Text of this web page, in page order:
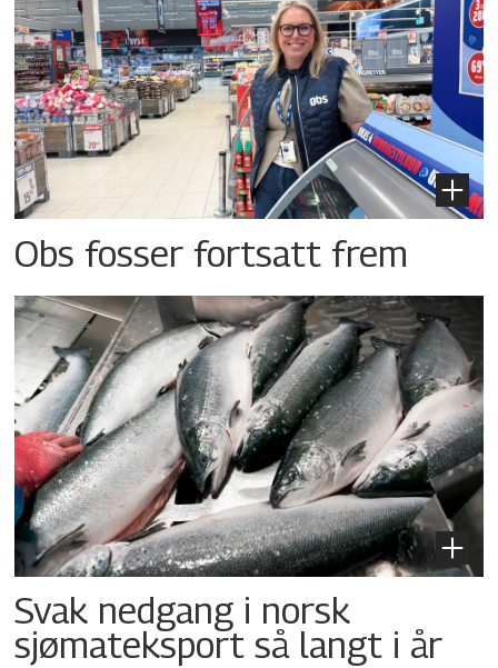
Obs fosser fortsatt frem
Svak nedgang i norsk
sjømateksport så langt i år